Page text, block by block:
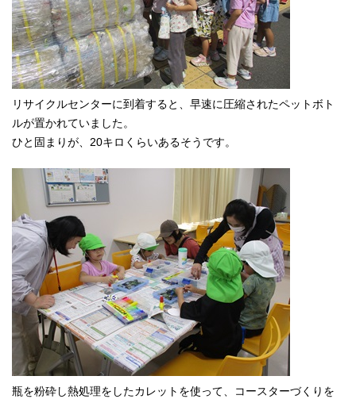
リサイクルセンターに到着すると、早速に圧縮されたペットボト
ルが置かれていました。
ひと固まりが、20キロくらいあるそうです。
瓶を粉砕し熱処理をしたカレットを使って、コースターづくりを